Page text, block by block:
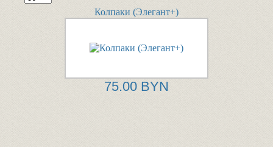
Колпаки (Элегант+)
75.00 BYN